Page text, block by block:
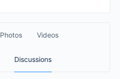
Photos Videos
Discussions